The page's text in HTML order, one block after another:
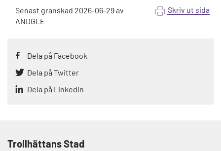
Senast granskad 2026-06-29av
ANDGLE
Skriv ut sida
Dela på Facebook
Dela på Twitter
Dela på Linkedin
Trollhättans Stad